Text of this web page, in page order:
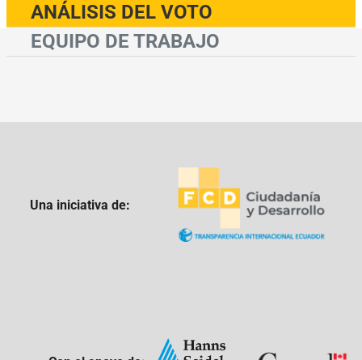
ANÁLISIS DEL VOTO
EQUIPO DE TRABAJO
Una iniciativa de: